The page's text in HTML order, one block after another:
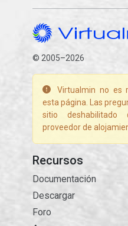
© 2005–2026
Virtualmin no es
esta página. Las
sitio
proveedor de
Recursos
Documentación
Descargar
Foro